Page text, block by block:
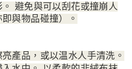
避免與可以刮花或撞崩人
與物品碰撞）。
產品，或以温水人手清洗。